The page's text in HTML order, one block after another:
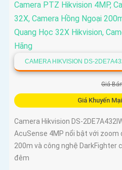
CAMERA HIKVISION DS-
Giá
Giá Khuyến
Camera Hikvision DS-
AcuSense 4MP nổi bật với zoom
200m và công nghệ DarkFighter
đêm